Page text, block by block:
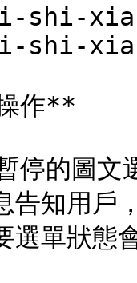
shi-
shi-
作**
停的圖文
告知用戶
選單狀態